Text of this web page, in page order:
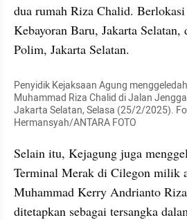
dua rumah Riza Chalid.
Kebayoran Baru, Jakarta
Polim, Jakarta Selatan.
Penyidik Kejaksaan Agung
Muhammad Riza Chalid di Jalan
Jakarta Selatan, Selasa (25/2/2025).
Hermansyah/ANTARA FOTO
Selain itu, Kejagung juga
Terminal Merak di Cilegon milik
Muhammad Kerry Andrianto
ditetapkan sebagai tersangka